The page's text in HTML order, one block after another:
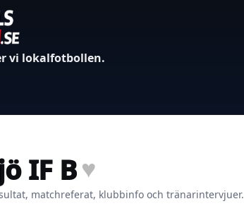
vi lokalfotbollen.
IF B♥
matchreferat, klubbinfo och tränarintervjuer.